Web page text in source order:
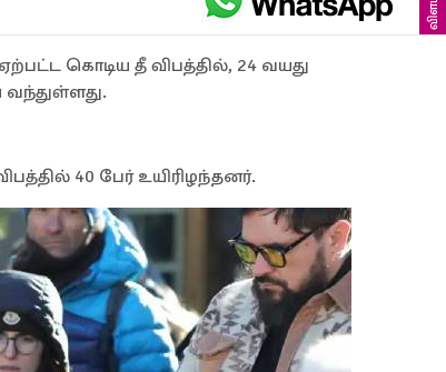
ஏற்பட்ட கொடிய தீ விபத்தில், 24 வயது
வந்துள்ளது.
40 பேர் உயிரிழந்தனர்.